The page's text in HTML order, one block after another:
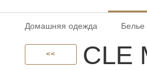
Домашняя одежда Белье
<< CLE